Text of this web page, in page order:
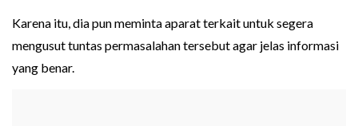
Karena itu, dia pun meminta aparat terkait untuk segera
mengusut tuntas permasalahan tersebut agar jelas informasi
yang benar.